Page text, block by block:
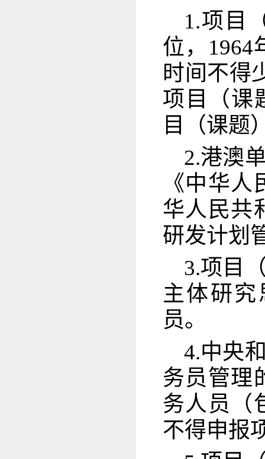
1.项目
位，1964
时间不得
项目（课
目（课题
2.港澳
《中华
华人民共
研发计划
3.项目
主体研
员。
4.中央
务员管理
务人员（
不得申报